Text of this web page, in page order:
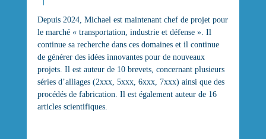
Depuis 2024, Michael est maintenant chef de projet pour
le marché « transportation, industrie et défense ». Il
continue sa recherche dans ces domaines et il continue
de générer des idées innovantes pour de nouveaux
projets. Il est auteur de 10 brevets, concernant plusieurs
séries d’alliages (2xxx, 5xxx, 6xxx, 7xxx) ainsi que des
procédés de fabrication. Il est également auteur de 16
articles scientifiques.